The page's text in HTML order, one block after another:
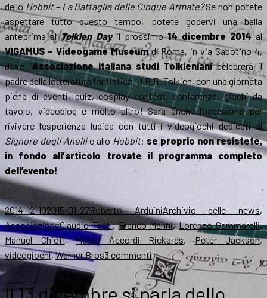
dello Hobbit – La Battaglia delle Cinque Armate?Se non potete
aspettare tutto questo tempo, potete godervi una bella
anteprima alTolkien Dayil prossimo14 dicembre 2014al
VIGAMUS – Videogame Museumdi Roma, in via Sabotino 4,
dove l’Associazione italiana studi Tolkienianicelebrerà il
padre della letteratura fantistica, J.R.R. Tolkien, con una giornata
piena di eventi, quiz, cosplay contest, conferenze, giochi da
tavolo, videoblog e molto altro! Sarà anche l’occasione per
rivivere l’esperienza ludica con tutti i videogiochi dedicati al
Signore degli Anellie allo Hobbit: se proprio non resistete,
in fondo all’articolo trovate il programma completo
dell’evento!
…
Scritto
il
2014-12-102015-01-27Autore
Roberto ArduiniCategorie
Archivio delle news,
AssociazioneTag
Claudio Testi,Franco Manni,Lorenzo Gammarelli,
Manuel Chiofi,Marco Accordi Rickards,Peter Jackson,
videogiochi,Warner Bros3 commenti su
Il
14
Il 13 dicembre si parla dello